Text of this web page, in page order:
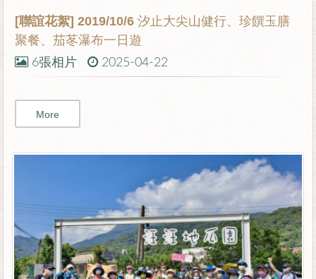
[聯誼花絮] 2019/10/6 汐止大尖山健行、珍饌玉膳
聚餐、茄苳瀑布一日遊
6張相片 2025-04-22
More